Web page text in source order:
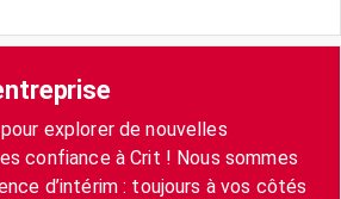
explorer de nouvelles
confiance à Crit ! Nous sommes
d’intérim : toujours à vos côtés